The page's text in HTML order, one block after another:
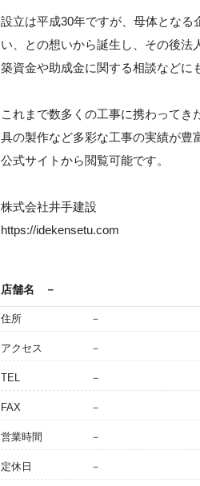
設立は平成30年ですが、母体とな
い、との想いから誕生し、その後法
築資金や助成金に関する相談などに
これまで数多くの工事に携わって
具の製作など多彩な工事の実績が豊
公式サイトから閲覧可能です。
株式会社井手建設
https://idekensetu.com
店舗名 －
住所 －
アクセス －
TEL －
FAX －
営業時間 －
定休日 －